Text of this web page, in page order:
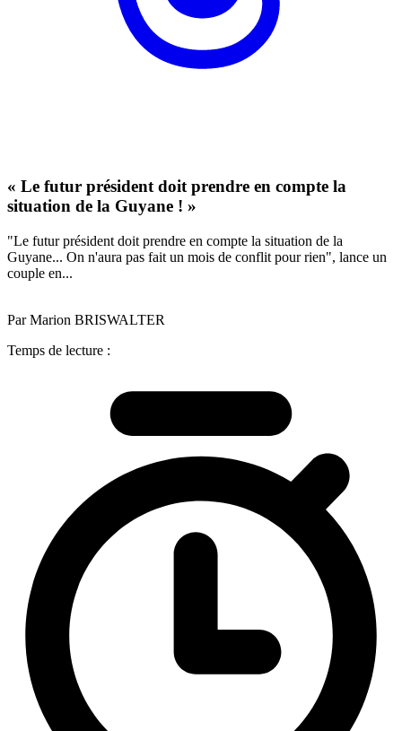
« Le futur président doit prendre en compte la
situation de la Guyane ! »
"Le futur président doit prendre en compte la situation de la
Guyane... On n'aura pas fait un mois de conflit pour rien", lance un
couple en...
Par Marion BRISWALTER
Temps de lecture :